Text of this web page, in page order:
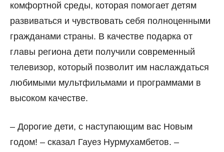
комфортной среды, которая помогает детям
развиваться и чувствовать себя полноценными
гражданами страны. В качестве подарка от
главы региона дети получили современный
телевизор, который позволит им наслаждаться
любимыми мультфильмами и программами в
высоком качестве.
– Дорогие дети, с наступающим вас Новым
годом! – сказал Гауез Нурмухамбетов. –